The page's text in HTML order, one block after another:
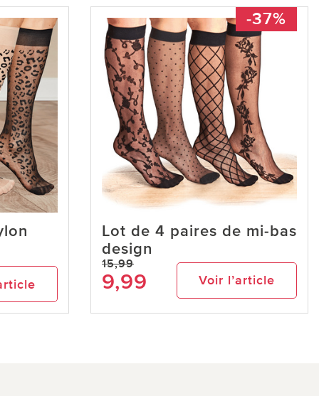
-37%
Lot de 4 paires de mi-bas
design
15,99
9,99 Voir l’article